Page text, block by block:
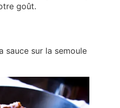
goût.
sauce sur la semoule